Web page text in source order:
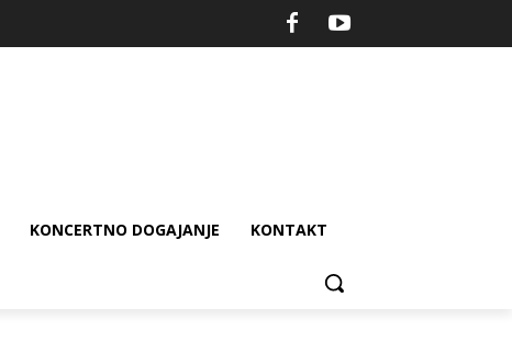
KONCERTNO DOGAJANJE KONTAKT